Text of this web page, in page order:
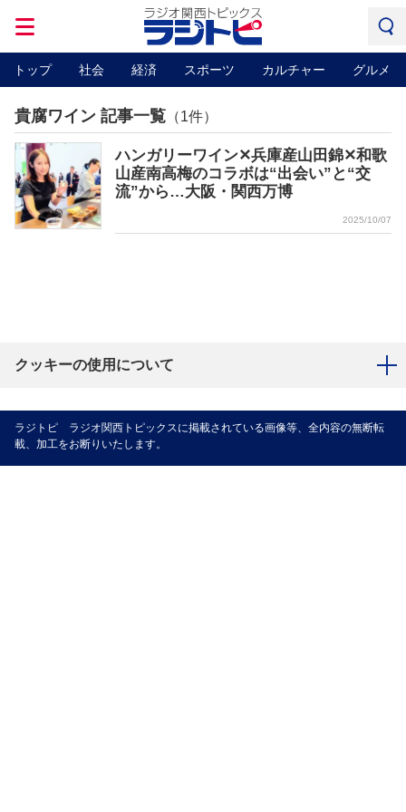
トップ 社会 経済 スポーツ カルチャー グルメ
貴腐ワイン 記事一覧 （1件）
ハンガリーワイン✕兵庫産山田錦✕和歌
山産南高梅のコラボは“出会い”と“交
流”から…大阪・関西万博
2025/10/07
クッキーの使用について
ラジトピ ラジオ関西トピックスに掲載されている画像等、全内容の無断転
載、加工をお断りいたします。